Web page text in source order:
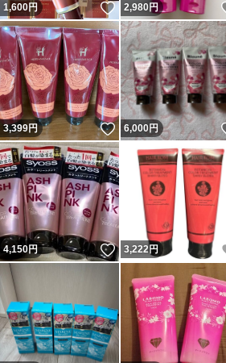
1,600円 いいね！
2,980円
3,399円 いいね！
6,000円
4,150円 いいね！
3,222円